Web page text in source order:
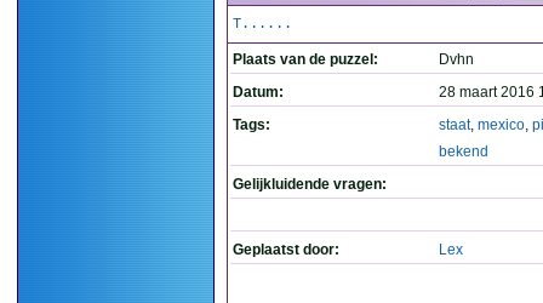
T......
Plaats van de puzzel:
Dvhn
Datum:
28 maart 2016
Tags:
staat, mexico,
bekend
Gelijkluidende vragen:
Geplaatst door: Lex